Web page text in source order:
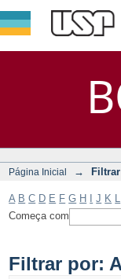
Página Inicial →
A B C D E F G H J K
Começa com
Filtrar por: